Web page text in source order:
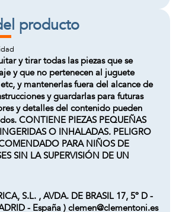
producto
y tirar todas las piezas que se
y que no pertenecen al juguete
y mantenerlas fuera del alcance de
y guardarlas para futuras
y detalles del contenido pueden
CONTIENE PIEZAS PEQUEÑAS
O INHALADAS. PELIGRO
PARA NIÑOS DE
SIN LA SUPERVISIÓN DE UN
S.L. , AVDA. DE BRASIL 17, 5º D -
- España ) clemen@clementoni.es